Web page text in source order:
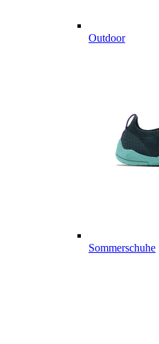
Outdoor
Sommerschuhe